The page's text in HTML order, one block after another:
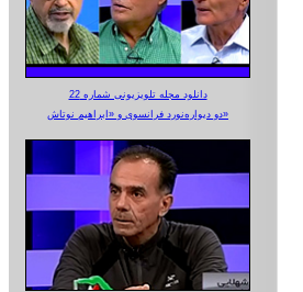
دانلود مجله تلویزیونی شماره 22
دو دیواره‌نورد فرانسوی و «ابراهیم نوتاش»